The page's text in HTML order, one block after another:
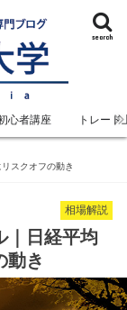
search
心者講座 トレード
スクオフの動き
相場解説
｜日経平均
動き